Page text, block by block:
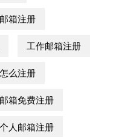
箱注册
工作邮箱注册
么注册
箱免费注册
个人邮箱注册